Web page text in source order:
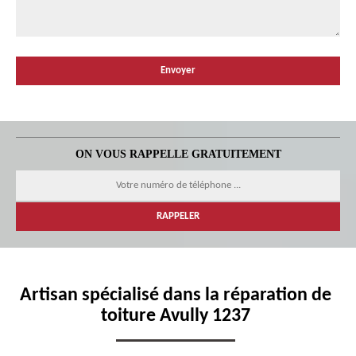
ON VOUS RAPPELLE GRATUITEMENT
Artisan spécialisé dans la réparation de
toiture Avully 1237